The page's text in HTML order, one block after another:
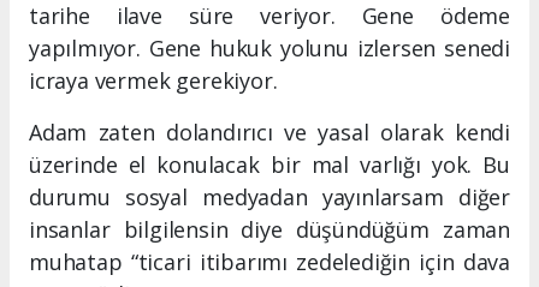
tarihe ilave süre veriyor. Gene ödeme
yapılmıyor. Gene hukuk yolunu izlersen senedi
icraya vermek gerekiyor.
Adam zaten dolandırıcı ve yasal olarak kendi
üzerinde el konulacak bir mal varlığı yok. Bu
durumu sosyal medyadan yayınlarsam diğer
insanlar bilgilensin diye düşündüğüm zaman
muhatap “ticari itibarımı zedelediğin için dava